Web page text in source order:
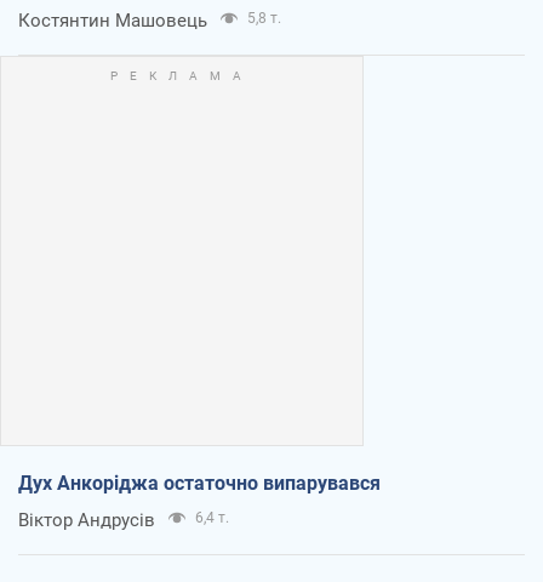
Костянтин Машовець 5,8 т.
Дух Анкоріджа остаточно випарувався
Віктор Андрусів 6,4 т.